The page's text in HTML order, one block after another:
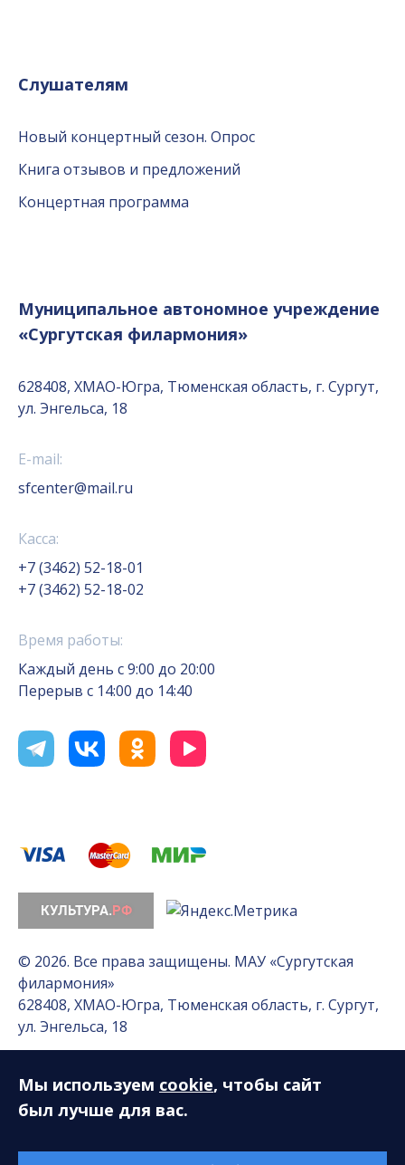
Слушателям
Новый концертный сезон. Опрос
Книга отзывов и предложений
Концертная программа
Муниципальное автономное учреждение
«Сургутская филармония»
628408, ХМАО-Югра, Тюменская область, г. Сургут,
ул. Энгельса, 18
E-mail:
sfcenter@mail.ru
Касса:
+7 (3462) 52-18-01
+7 (3462) 52-18-02
Время работы:
Каждый день с 9:00 до 20:00
Перерыв с 14:00 до 14:40
© 2026. Все права защищены. МАУ «Сургутская
филармония»
628408, ХМАО-Югра, Тюменская область, г. Сургут,
ул. Энгельса, 18
Разработка сайта — Интернет-лаборатория
«Делиссимо»
Мы используем cookie, чтобы сайт
был лучше для вас.